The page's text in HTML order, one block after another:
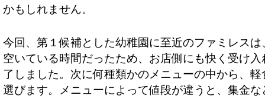
かもしれません。
今回、第１候補とした幼稚園に至近のファミレス
空いている時間だったため、お店側にも快く受け
了しました。次に何種類かのメニューの中から、
選びます。メニューによって値段が違うと、集金